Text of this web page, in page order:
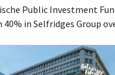
Public Investment
40% in Selfridges Group
Beide
investeren in groei. .